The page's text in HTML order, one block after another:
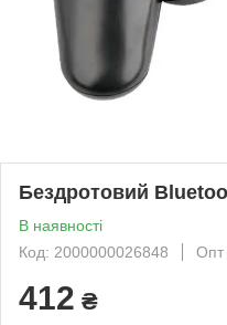
Бездротовий
В наявності
Код: 2000000026848
Опт
412 ₴